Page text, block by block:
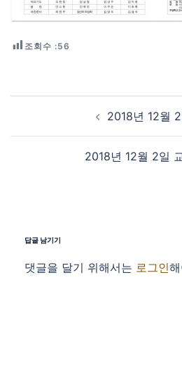
조회수 :56
Post navigation
2018년 12월
2018년 12월 2일
답글 남기기
댓글을 달기 위해서는 로그인